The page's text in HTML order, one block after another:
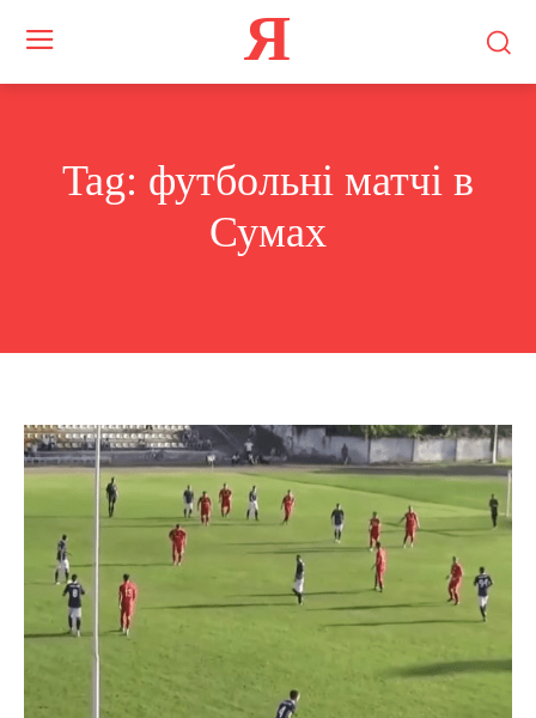
Я
Tag: футбольні матчі в
Сумах